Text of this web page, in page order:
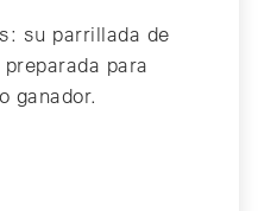
su parrillada de
para
ganador.